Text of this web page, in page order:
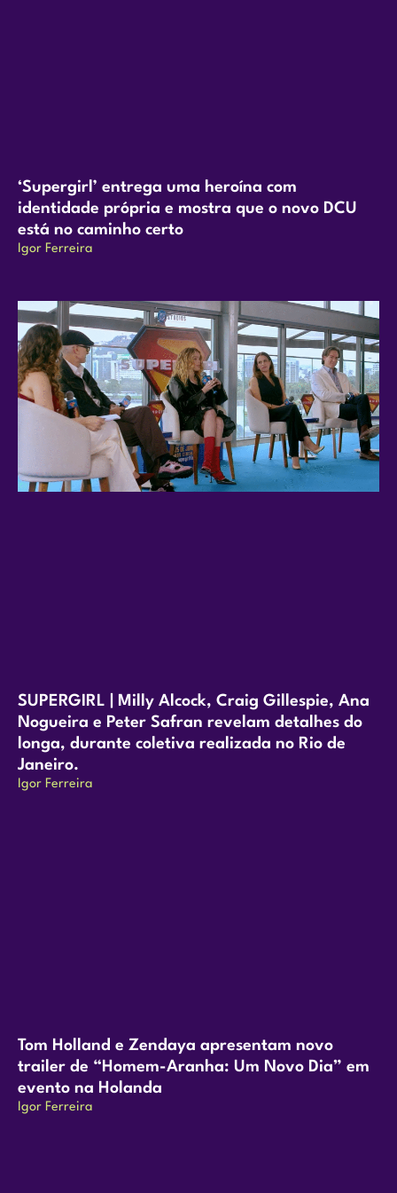
‘Supergirl’ entrega uma heroína com
identidade própria e mostra que o novo DCU
está no caminho certo
Igor Ferreira
SUPERGIRL | Milly Alcock, Craig Gillespie, Ana
Nogueira e Peter Safran revelam detalhes do
longa, durante coletiva realizada no Rio de
Janeiro.
Igor Ferreira
Tom Holland e Zendaya apresentam novo
trailer de “Homem-Aranha: Um Novo Dia” em
evento na Holanda
Igor Ferreira